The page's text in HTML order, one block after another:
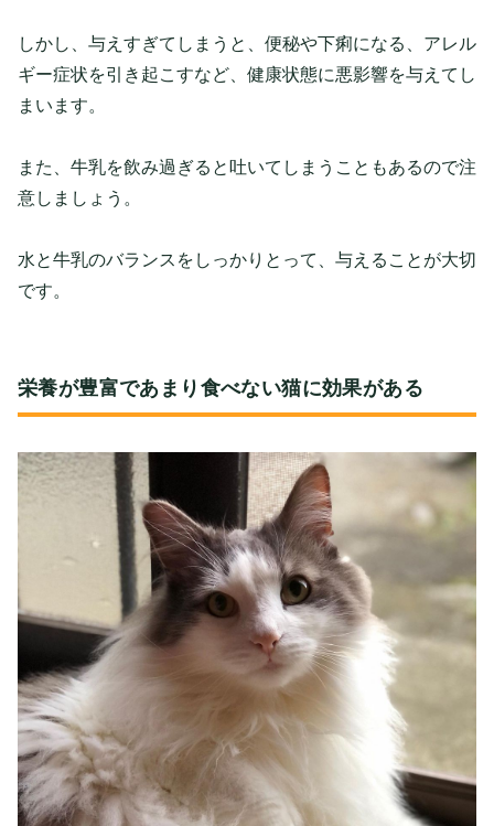
しかし、与えすぎてしまうと、便秘や下痢になる、アレル
ギー症状を引き起こすなど、健康状態に悪影響を与えてし
まいます。
また、牛乳を飲み過ぎると吐いてしまうこともあるので注
意しましょう。
水と牛乳のバランスをしっかりとって、与えることが大切
です。
栄養が豊富であまり食べない猫に効果がある